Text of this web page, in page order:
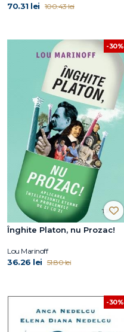
70.31 lei 100.43 lei
-30%
Înghite Platon, nu Prozac!
Lou Marinoff
36.26 lei 51.80 lei
-30%